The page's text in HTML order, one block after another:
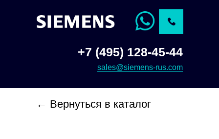
+7 (495) 128-45-44
sales@siemens-rus.com
← Вернуться в каталог